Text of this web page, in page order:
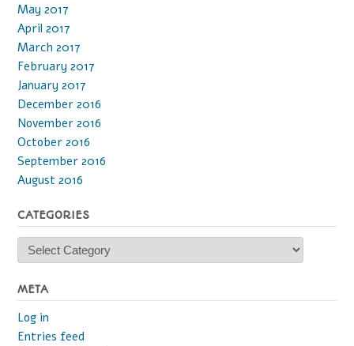
May 2017
April 2017
March 2017
February 2017
January 2017
December 2016
November 2016
October 2016
September 2016
August 2016
CATEGORIES
Categories
META
Log in
Entries feed